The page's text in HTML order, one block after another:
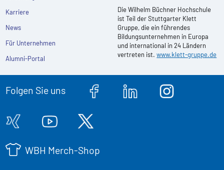
Karriere
News
Für Unternehmen
Alumni-Portal
Die Wilhelm Büchner Hochschule
ist Teil der Stuttgarter Klett
Gruppe, die ein führendes
Bildungsunternehmen in Europa
und international in 24 Ländern
vertreten ist.www.klett-gruppe.de
Folgen Sie uns
WBH Merch-Shop